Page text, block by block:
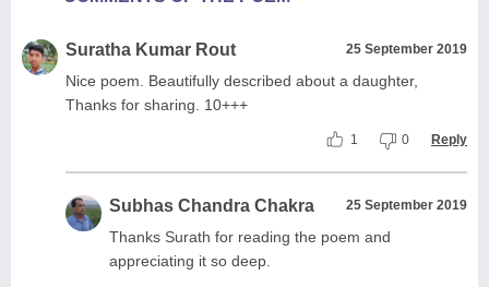
Suratha Kumar Rout 25 September 2019
Nice poem. Beautifully described about a daughter,
Thanks for sharing. 10+++
1 0 Reply
Subhas Chandra Chakra 25 September 2019
Thanks Surath for reading the poem and
appreciating it so deep.